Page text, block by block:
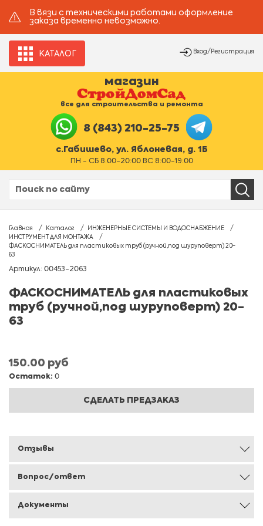
В вязи с техническими работами оформление
заказа временно невозможно.
КАТАЛОГ Вход/Регистрация
магазин
все для строительства и ремонта
8 (843) 210-25-75
с.Габишево, ул. Яблоневая, д. 1Б
ПН - СБ 8:00-20:00 ВС 8:00-19:00
Главная Каталог
ИНЖЕНЕРНЫЕ СИСТЕМЫ И ВОДОСНАБЖЕНИЕ
ИНСТРУМЕНТ ДЛЯ МОНТАЖА
ФАСКОСНИМАТЕЛЬ для пластиковых труб (ручной,под шуруповерт) 20-
63
Артикул: 00453-2063
ФАСКОСНИМАТЕЛЬ для пластиковых
труб (ручной,под шуруповерт) 20-
63
150.00 руб
Остаток: 0
СДЕЛАТЬ ПРЕДЗАКАЗ
Отзывы
Вопрос/ответ
Документы